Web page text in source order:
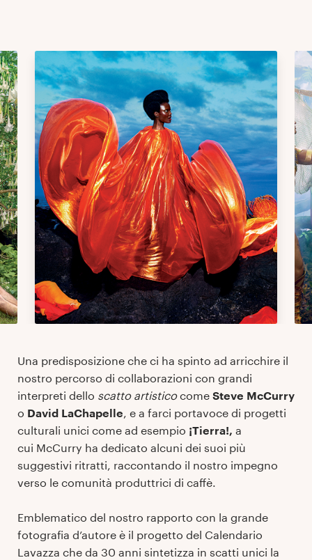
Una predisposizione che ci ha spinto ad arricchire il
nostro percorso di collaborazioni con grandi
interpreti dello scatto artisticocome Steve McCurry
o David LaChapelle, e a farci portavoce di progetti
culturali unici come ad esempio ¡Tierra!, a
cui McCurry ha dedicato alcuni dei suoi più
suggestivi ritratti, raccontando il nostro impegno
verso le comunità produttrici di caffè.
Emblematico del nostro rapporto con la grande
fotografia d’autore è il progetto del Calendario
Lavazza che da 30 anni sintetizza in scatti unici la